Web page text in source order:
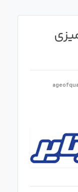
17025.ممیزی